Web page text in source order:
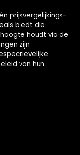
prijsvergelijkings-
biedt die
houdt via de
zijn
van hun